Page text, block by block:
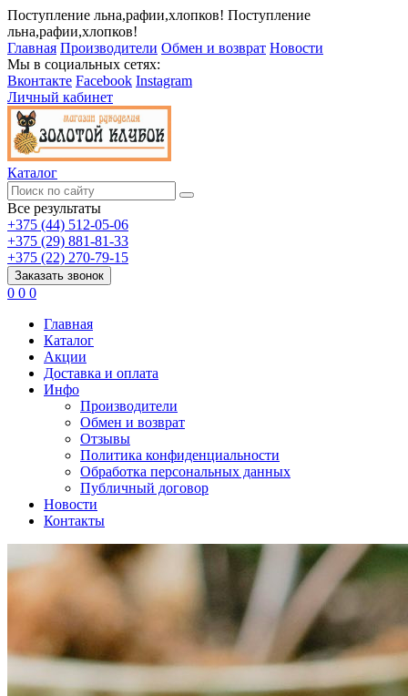
Поступление льна,рафии,хлопков! Поступление
льна,рафии,хлопков!
Главная Производители Обмен и возврат Новости
Мы в социальных сетях:
Вконтакте Facebook Instagram
Личный кабинет
Каталог
Все результаты
+375 (44) 512-05-06
+375 (29) 881-81-33
+375 (22) 270-79-15
Заказать звонок
0 0 0
Главная
Каталог
Акции
Доставка и оплата
Инфо
Производители
Обмен и возврат
Отзывы
Политика конфиденциальности
Обработка персональных данных
Публичный договор
Новости
Контакты